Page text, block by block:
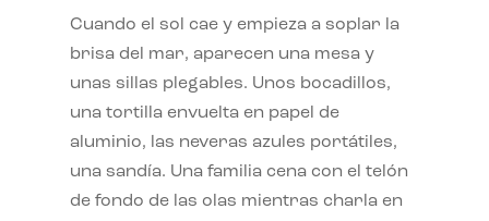
Cuando el sol cae y empieza a soplar la
brisa del mar, aparecen una mesa y
unas sillas plegables. Unos bocadillos,
una tortilla envuelta en papel de
aluminio, las neveras azules portátiles,
una sandía. Una familia cena con el telón
de fondo de las olas mientras charla en